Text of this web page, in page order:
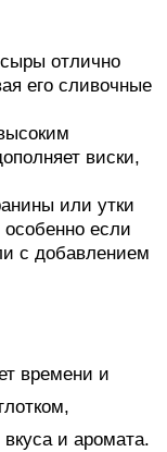
отлично
его сливочные
виски,
или утки
особенно если
с добавлением
времени и
и аромата.